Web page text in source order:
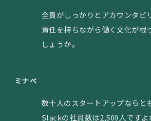
全員がしっかりとアカウンタビ
責任を持ちながら働く文化が根
しょうか。
ミナベ
数十人のスタートアップならと
Slackの社員数は2,500人ですよ